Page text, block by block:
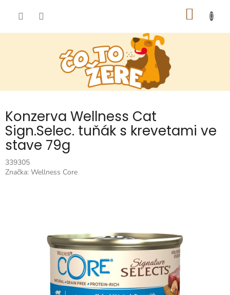
Konzerva Wellness Cat
Sign.Selec. tuňák s krevetami ve
stave 79g
339305
Značka: Wellness Core